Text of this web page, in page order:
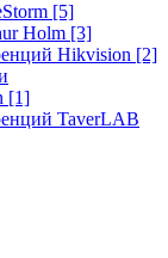
[5]
Holm [3]
Hikvision [2]
[1]
TaverLAB